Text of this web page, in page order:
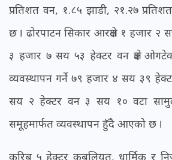
प्रतिशत वन, १.८५ झाडी, २१.२७ प्रतिशत
छ । ढोरपाटन सिकार आरक्षले १ हजार
३ हजार ७ सय ५३ हेक्टर वन क्षेत्र
व्यवस्थापन गर्ने ७९ हजार ४ सय ३९
सय २ हेक्टर वन ३ सय १० वटा
समूहमार्फत व्यवस्थापन हुँदै आएको छ ।
करिब ५ हेक्टर कबुलियत, धार्मिक र